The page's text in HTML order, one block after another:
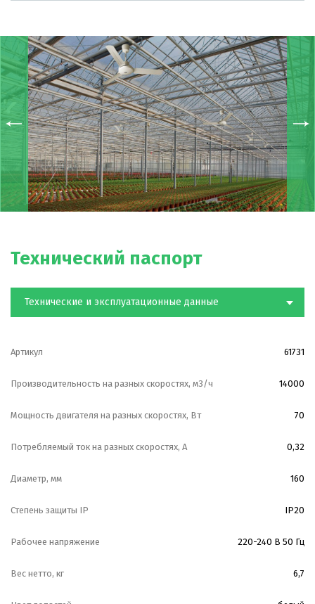
Технический паспорт
Технические и эксплуатационные данные
Артикул 61731
Производительность на разных скоростях, м3/ч 14000
Мощность двигателя на разных скоростях, Вт 70
Потребляемый ток на разных скоростях, А 0,32
Диаметр, мм 160
Степень защиты IP IP20
Рабочее напряжение 220-240 В 50 Гц
Вес нетто, кг 6,7